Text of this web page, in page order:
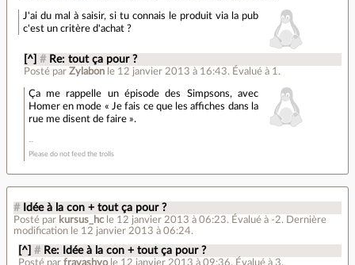
J'ai du mal à saisir, si tu connais le produit via la pub
c'est un critère d'achat ?
[^] # Re: tout ça pour ?
Posté par Zylabon le 12 janvier 2013 à 16:43. Évalué à 1 .
Ça me rappelle un épisode des Simpsons, avec
Homer en mode « Je fais ce que les affiches dans la
rue me disent de faire ».
Please do not feed the trolls
# Idée à la con + tout ça pour ?
Posté par kursus_hc le 12 janvier 2013 à 06:23. Évalué à -2. Dernière
modification le 12 janvier 2013 à 06:24.
[^] # Re: Idée à la con + tout ça pour ?
Posté parfravashyo le 12 janvier 2013 à 09:36. Évalué à 3.